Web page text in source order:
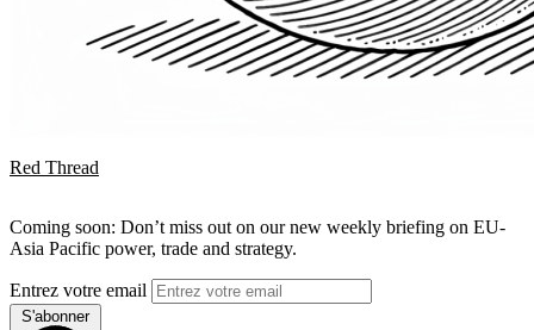
Red Thread
Coming soon: Don’t miss out on our new weekly briefing on EU-
Asia Pacific power, trade and strategy.
Entrez votre email
S'abonner